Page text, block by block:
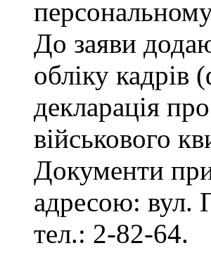
До заяви
обліку
декларація
військового
Документи
адресою: вул.
тел.: 2-82-64.